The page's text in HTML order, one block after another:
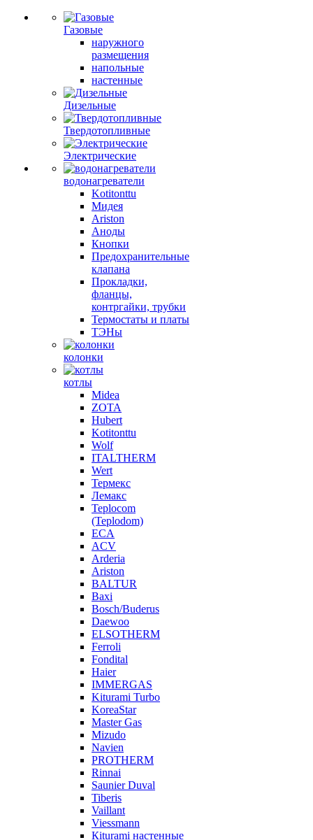
Газовые
наружного
размещения
напольные
настенные
Дизельные
Твердотопливные
Электрические
водонагреватели
Kotitonttu
Мидея
Ariston
Аноды
Кнопки
Предохранительные
клапана
Прокладки,
фланцы,
контргайки, трубки
Термостаты и платы
ТЭНы
колонки
котлы
Midea
ZOTA
Hubert
Kotitonttu
Wolf
ITALTHERM
Wert
Термекс
Лемакс
Teplocom
(Teplodom)
ECA
ACV
Arderia
Ariston
BALTUR
Baxi
Bosch/Buderus
Daewoo
ELSOTHERM
Ferroli
Fondital
Haier
IMMERGAS
Kiturami Turbo
KoreaStar
Master Gas
Mizudo
Navien
PROTHERM
Rinnai
Saunier Duval
Tiberis
Vaillant
Viessmann
Кiturami настенные